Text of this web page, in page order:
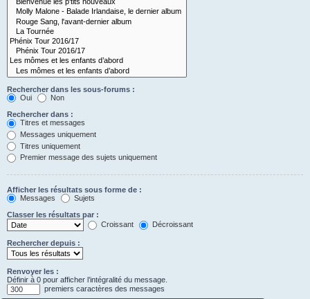
Rechercher dans les sous-forums :
Oui
Non
Rechercher dans :
Titres et messages
Messages uniquement
Titres uniquement
Premier message des sujets uniquement
Afficher les résultats sous forme de :
Messages
Sujets
Classer les résultats par :
Croissant
Décroissant
Rechercher depuis :
Renvoyer les :
Définir à 0 pour afficher l’intégralité du message.
premiers caractères des messages